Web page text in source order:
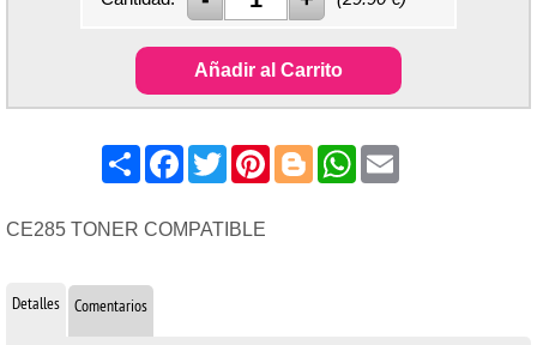
Añadir al Carrito
ShareFacebook
TwitterPinterest
BloggerWhatsApp
CE285 TONER COMPATIBLE
Detalles Comentarios